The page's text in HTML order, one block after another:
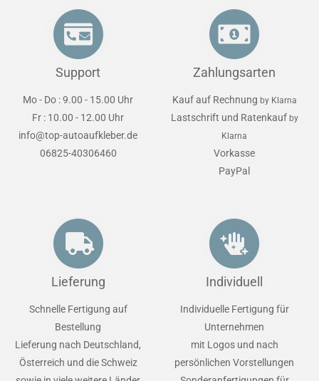
Support
Mo - Do : 9.00 - 15.00 Uhr
Fr : 10.00 - 12.00 Uhr
info@top-autoaufkleber.de
06825-40306460
Zahlungsarten
Kauf auf Rechnung by Klarna
Lastschrift und Ratenkauf by
Klarna
Vorkasse
PayPal
Lieferung
Schnelle Fertigung auf
Bestellung
Lieferung nach Deutschland,
Österreich und die Schweiz
Individuell
Individuelle Fertigung für
Unternehmen
mit Logos und nach
persönlichen Vorstellungen